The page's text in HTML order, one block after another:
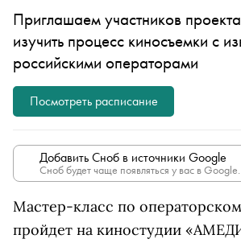
Приглашаем участников
изучить процесс киносъемки с
российскими операторами
Посмотреть расписание
Добавить Сноб в источники Google
Сноб будет чаще появляться у вас в Google.
Мастер-класс по
пройдет на киностудии